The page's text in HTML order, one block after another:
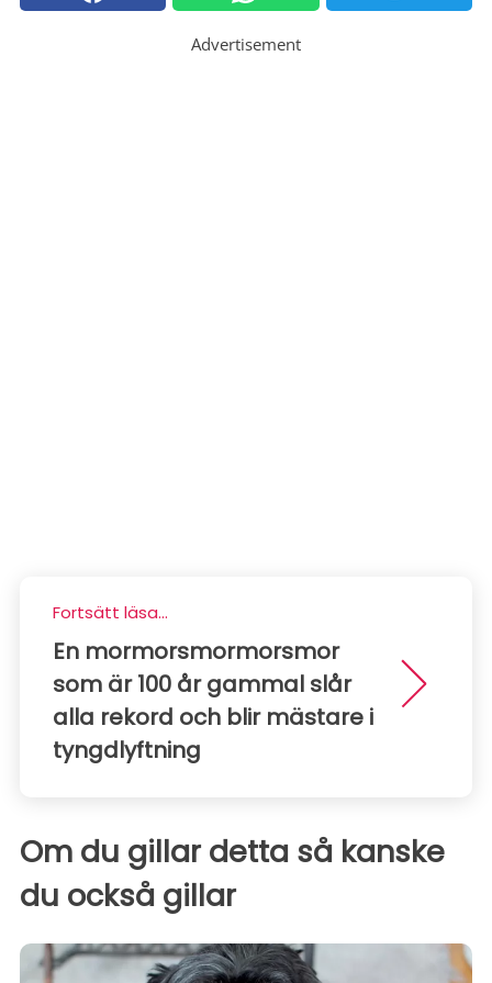
Advertisement
Fortsätt läsa...
En mormorsmormorsmor
som är 100 år gammal slår
alla rekord och blir mästare i
tyngdlyftning
Om du gillar detta så kanske
du också gillar